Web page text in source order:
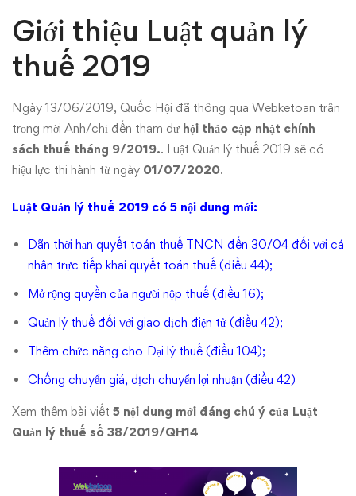
Giới thiệu Luật quản lý
thuế 2019
Ngày 13/06/2019, Quốc Hội đã thông qua Webketoan trân
trọng mời Anh/chị đến tham dự hội thảo cập nhật chính
sách thuế tháng 9/2019.. Luật Quản lý thuế 2019 sẽ có
hiệu lực thi hành từ ngày 01/07/2020.
Luật Quản lý thuế 2019 có 5 nội dung mới:
Dãn thời hạn quyết toán thuế TNCN đến 30/04 đối với cá
nhân trực tiếp khai quyết toán thuế (điều 44);
Mở rộng quyền của người nộp thuế (điều 16);
Quản lý thuế đối với giao dịch điện tử (điều 42);
Thêm chức năng cho Đại lý thuế (điều 104);
Chống chuyển giá, dịch chuyển lợi nhuận (điều 42)
Xem thêm bài viết 5 nội dung mới đáng chú ý của Luật
Quản lý thuế số 38/2019/QH14